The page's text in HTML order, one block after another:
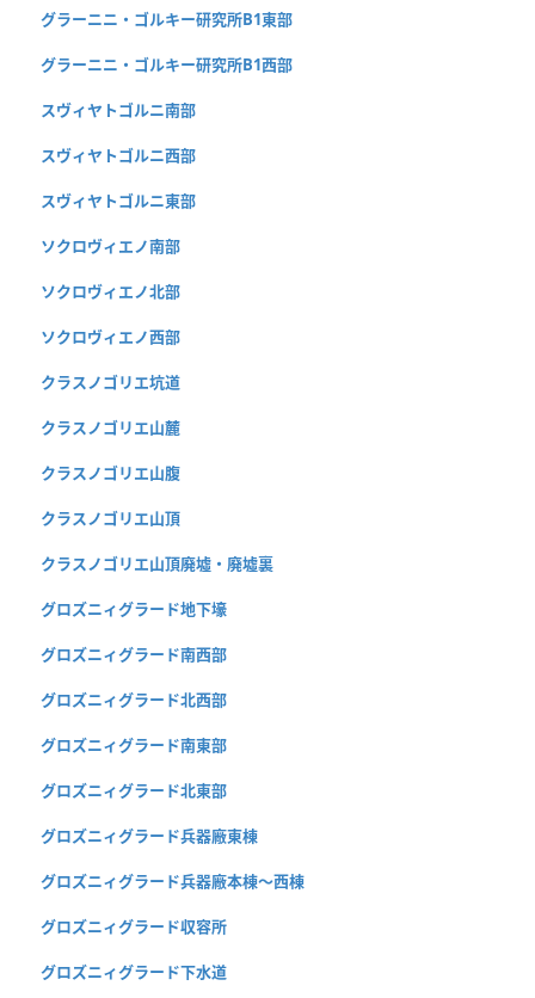
グラーニニ・ゴルキー研究所B1東部
グラーニニ・ゴルキー研究所B1西部
スヴィヤトゴルニ南部
スヴィヤトゴルニ西部
スヴィヤトゴルニ東部
ソクロヴィエノ南部
ソクロヴィエノ北部
ソクロヴィエノ西部
クラスノゴリエ坑道
クラスノゴリエ山麓
クラスノゴリエ山腹
クラスノゴリエ山頂
クラスノゴリエ山頂廃墟・廃墟裏
グロズニィグラード地下壕
グロズニィグラード南西部
グロズニィグラード北西部
グロズニィグラード南東部
グロズニィグラード北東部
グロズニィグラード兵器廠東棟
グロズニィグラード兵器廠本棟〜西棟
グロズニィグラード収容所
グロズニィグラード下水道